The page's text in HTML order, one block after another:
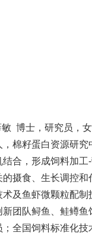
敏 博士，研究员，
，棉籽蛋白资源研究
结合，形成饲料加
的摄食、生长调控
术及鱼虾微颗粒配
新团队鲟鱼、鲑鳟
；全国饲料标准化